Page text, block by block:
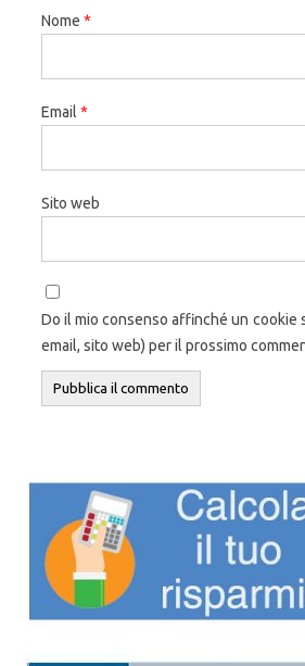
Nome *
Email *
Sito web
Do il mio consenso affinché un cookie
email, sito web) per il prossimo